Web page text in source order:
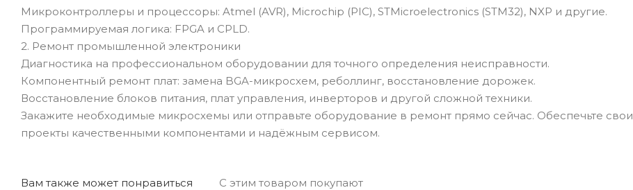
Микроконтроллеры и процессоры: Atmel (AVR), Microchip (PIC), STMicroelectronics (STM32), NXP и другие.
Программируемая логика: FPGA и CPLD.
2. Ремонт промышленной электроники
Диагностика на профессиональном оборудовании для точного определения неисправности.
Компонентный ремонт плат: замена BGA-микросхем, реболлинг, восстановление дорожек.
Восстановление блоков питания, плат управления, инверторов и другой сложной техники.
Закажите необходимые микросхемы или отправьте оборудование в ремонт прямо сейчас. Обеспечьте свои
проекты качественными компонентами и надёжным сервисом.
Вам также может понравиться С этим товаром покупают